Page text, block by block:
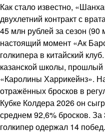
Как стало известно,
двухлетний контракт с
45 млн рублей за сезон
настоящий момент «Ак
голкипера в китайский
казанской школы,
«Каролины Харрикейнз».
отражённых бросков в
Кубке Колдера 2026 он
среднем 92,6% бросков.
голкипер одержал 14 побед.